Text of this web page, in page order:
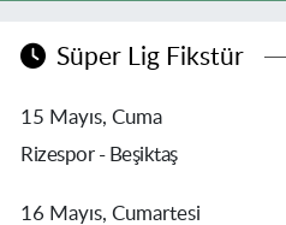
Süper Lig Fikstür
15 Mayıs, Cuma
Rizespor - Beşiktaş
16 Mayıs, Cumartesi